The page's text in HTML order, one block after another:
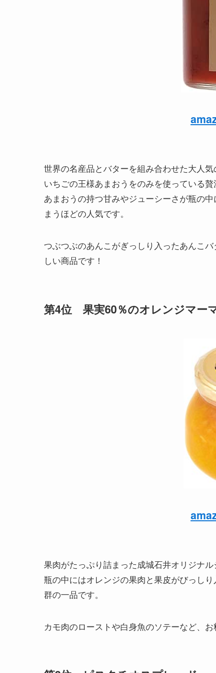
世界の名産品とバターを組み合わせた大人
いちごの王様あまおうをのみを使っている贅
あまおうの持つ甘みやジューシーさが瓶の
まうほどの人気です。
つぶつぶのあんこがぎっしり入ったあんこ
しい商品です！
第4位 果実60％のオレンジマー
果肉がたっぷり詰まった成城石井オリジナ
瓶の中にはオレンジの果肉と果皮がびっし
群の一品です。
カモ肉のローストや白身魚のソテーなど、お